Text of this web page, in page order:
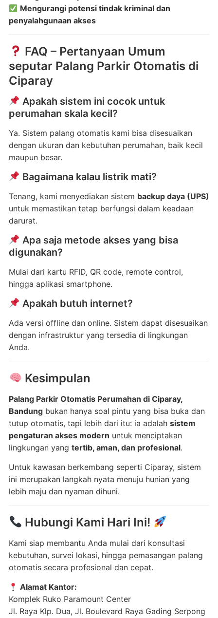
Mengurangi potensi tindak kriminal dan
penyalahgunaan akses
FAQ – Pertanyaan Umum
seputar Palang Parkir Otomatis di
Ciparay
Apakah sistem ini cocok untuk
perumahan skala kecil?
Ya. Sistem palang otomatis kami bisa disesuaikan
dengan ukuran dan kebutuhan perumahan, baik kecil
maupun besar.
Bagaimana kalau listrik mati?
Tenang, kami menyediakan sistem backup daya (UPS)
untuk memastikan tetap berfungsi dalam keadaan
darurat.
Apa saja metode akses yang bisa
digunakan?
Mulai dari kartu RFID, QR code, remote control,
hingga aplikasi smartphone.
Apakah butuh internet?
Ada versi offline dan online. Sistem dapat disesuaikan
dengan infrastruktur yang tersedia di lingkungan
Anda.
Kesimpulan
Palang Parkir Otomatis Perumahan di Ciparay,
Bandungbukan hanya soal pintu yang bisa buka dan
tutup otomatis, tapi lebih dari itu: ia adalah sistem
pengaturan akses modern untuk menciptakan
lingkungan yang tertib, aman, dan profesional.
Untuk kawasan berkembang seperti Ciparay, sistem
ini merupakan langkah nyata menuju hunian yang
lebih maju dan nyaman dihuni.
Hubungi Kami Hari Ini!
Kami siap membantu Anda mulai dari konsultasi
kebutuhan, survei lokasi, hingga pemasangan palang
otomatis secara profesional dan cepat.
Alamat Kantor:
Komplek Ruko Paramount Center
Jl. Raya Klp. Dua, Jl. Boulevard Raya Gading Serpong